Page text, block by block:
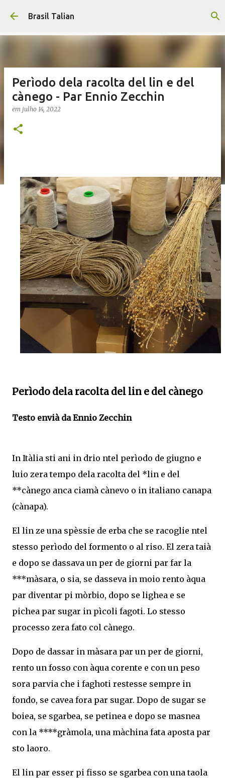
Pular para o conteúdo principal
Brasil Talian
Perìodo dela racolta del lin e del
cànego - Par Ennio Zecchin
em julho 14, 2022
Perìodo dela racolta del lin e del cànego
Testo envià da Ennio Zecchin
In Itàlia sti ani in drio ntel perìodo de giugno e
luio zera tempo dela racolta del *lin e del
**cànego anca ciamà cànevo o in italiano canapa
(cànapa).
El lin ze una spèssie de erba che se racoglie ntel
stesso perìodo del formento o al riso. El zera taià
e dopo se dassava un per de giorni par far la
***màsara, o sia, se dasseva in moio rento àqua
par diventar pi mòrbio, dopo se lighea e se
pichea par sugar in pìcoli fagoti. Lo stesso
processo zera fato col cànego.
Dopo de dassar in màsara par un per de giorni,
rento un fosso con àqua corente e con un peso
sora parvia che i faghoti restesse sempre in
fondo, se cavea fora par sugar. Dopo de sugar se
boiea, se sgarbea, se petinea e dopo se masnea
con la ****gràmola, una màchina fata aposta par
sto laoro.
El lin par esser pi fisso se sgarbea con una taola